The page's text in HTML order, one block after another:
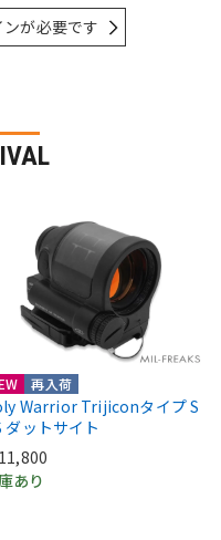
が必要です
再入荷
Warrior Trijiconタイプ S
ダットサイト
あり